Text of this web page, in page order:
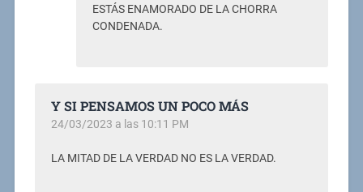
ESTÁS ENAMORADO DE LA CHORRA
CONDENADA.
Y SI PENSAMOS UN POCO MÁS
24/03/2023 a las 10:11 PM
LA MITAD DE LA VERDAD NO ES LA VERDAD.